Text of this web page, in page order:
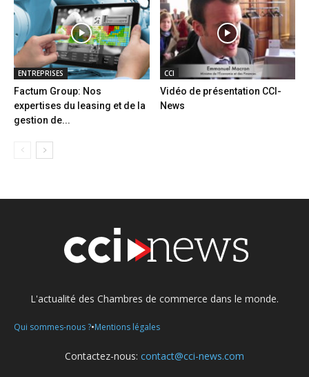
ENTREPRISES
Factum Group: Nos
expertises du leasing et de la
gestion de...
CCI
Vidéo de présentation CCI-
News
L'actualité des Chambres de commerce dans le monde.
Qui sommes-nous ?•Mentions légales
Contactez-nous: contact@cci-news.com